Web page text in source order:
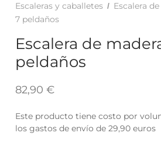
Escaleras y caballetes / Escalera
7 peldaños
Escalera de
peldaños
82,90 €
Este producto tiene costo por
los gastos de envío de 29,90 euros